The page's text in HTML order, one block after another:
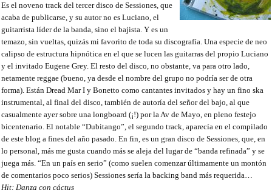
Es el noveno track del tercer disco de Sessiones, que
acaba de publicarse, y su autor no es Luciano, el
guitarrista líder de la banda, sino el bajista. Y es un
temazo, sin vueltas, quizás mi favorito de toda su discografía. Una especie de neo
calipso de estructura hipnótica en el que se lucen las guitarras del propio Luciano
y el invitado Eugene Grey. El resto del disco, no obstante, va para otro lado,
netamente reggae (bueno, ya desde el nombre del grupo no podría ser de otra
forma). Están Dread Mar I y Bonetto como cantantes invitados y hay un fino ska
instrumental, al final del disco, también de autoría del señor del bajo, al que
casualmente ayer sobre una longboard (¡!) por la Av de Mayo, en pleno festejo
bicentenario. El notable “Dubitango”, el segundo track, aparecía en el compilado
de este blog a fines del año pasado. En fin, es un gran disco de Sessiones, que, en
lo personal, más me gusta cuando más se aleja del lugar de “banda refinada” y se
juega más. “En un país en serio” (como suelen comenzar últimamente un montón
de comentarios poco serios) Sessiones sería la backing band más requerida…
Hit: Danza con cáctus